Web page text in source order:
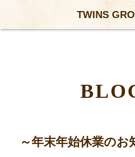
TWINS
～年末年始休業のお